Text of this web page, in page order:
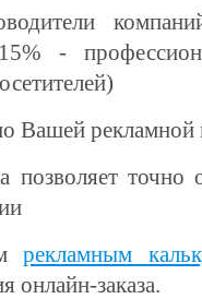
-
Вашей рекламной
позволяет точно
рекламным
онлайн-заказа.